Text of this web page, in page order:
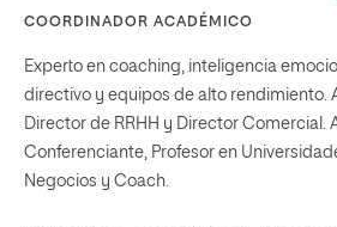
COORDINADOR ACADÉMICO
Experto en coaching, inteligencia
directivo y equipos de alto rendimiento.
Director de RRHH y Director Comercial.
Conferenciante, Profesor en
Negocios y Coach.